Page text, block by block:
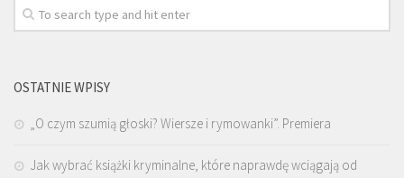
OSTATNIE WPISY
„O czym szumią głoski? Wiersze i rymowanki”. Premiera
Jak wybrać książki kryminalne, które naprawdę wciągają od